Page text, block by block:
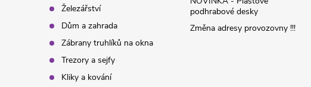
s
u
Železářství
Dům a zahrada
Zábrany truhlíků na okna
Trezory a sejfy
Kliky a kování
podhrabové desky
Změna adresy provozovny !!!